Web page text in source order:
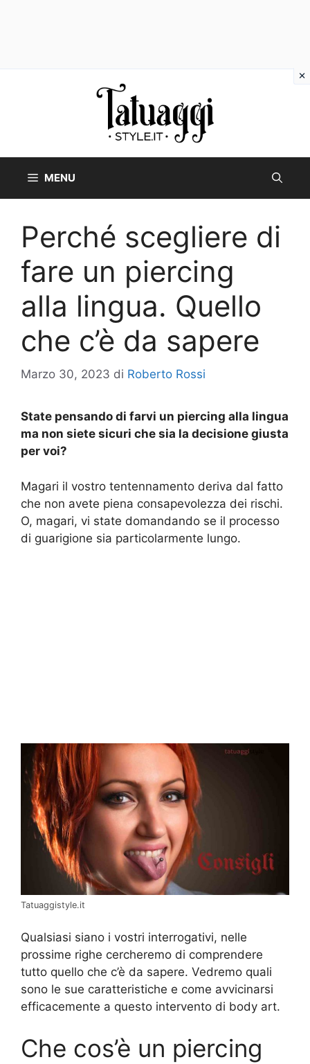
MENU
Perché scegliere di
fare un piercing
alla lingua. Quello
che c’è da sapere
Marzo 30, 2023 di Roberto Rossi
State pensando di farvi un piercing alla lingua
ma non siete sicuri che sia la decisione giusta
per voi?
Magari il vostro tentennamento deriva dal fatto
che non avete piena consapevolezza dei rischi.
O, magari, vi state domandando se il processo
di guarigione sia particolarmente lungo.
Tatuaggistyle.it
Qualsiasi siano i vostri interrogativi, nelle
prossime righe cercheremo di comprendere
tutto quello che c’è da sapere. Vedremo quali
sono le sue caratteristiche e come avvicinarsi
efficacemente a questo intervento di body art.
Che cos’è un piercing